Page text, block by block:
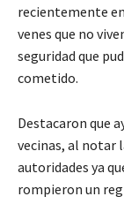
recientemente
venes que no
seguridad que
cometido.
Destacaron que
vecinas, al notar
autoridades ya
rompieron un